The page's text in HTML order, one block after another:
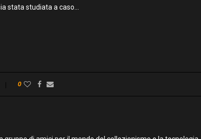
stata studiata a caso…
0